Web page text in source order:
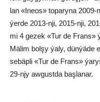
lan «Ineos» to­pa­ry­na
ýer­de 2013-nji, 2015-nji,
mi 4 ge­zek «Tur de Frans»
Mä­lim bol­şy ýa­ly, dün­ýä­de
se­bäp­li «Tur de Frans»
29-njy aw­gust­da baş­la­nar.